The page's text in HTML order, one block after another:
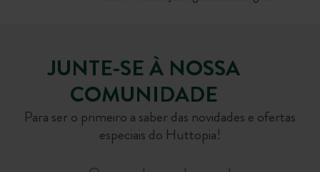
JUNTE-SE À NOSSA
COMUNIDADE
Para ser o primeiro a saber das novidades e ofertas
especiais do Huttopia!